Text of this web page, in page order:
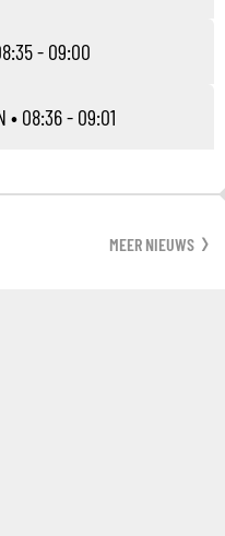
- 09:00
• 08:36 - 09:01
MEER NIEUWS